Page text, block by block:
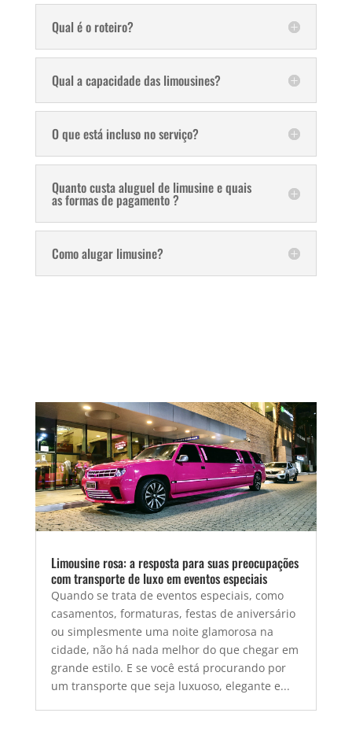
Qual é o roteiro?
Qual a capacidade das limousines?
O que está incluso no serviço?
Quanto custa aluguel de limusine e quais
as formas de pagamento ?
Como alugar limusine?
Limousine rosa: a resposta para suas preocupações
com transporte de luxo em eventos especiais
Quando se trata de eventos especiais, como
casamentos, formaturas, festas de aniversário
ou simplesmente uma noite glamorosa na
cidade, não há nada melhor do que chegar em
grande estilo. E se você está procurando por
um transporte que seja luxuoso, elegante e...